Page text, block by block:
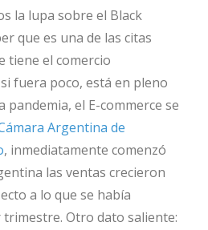
la lupa sobre el Black
que es una de las citas
tiene el comercio
fuera poco, está en pleno
pandemia, el E-commerce se
Argentina de
, inmediatamente comenzó
las ventas crecieron
a lo que se había
Otro dato saliente: